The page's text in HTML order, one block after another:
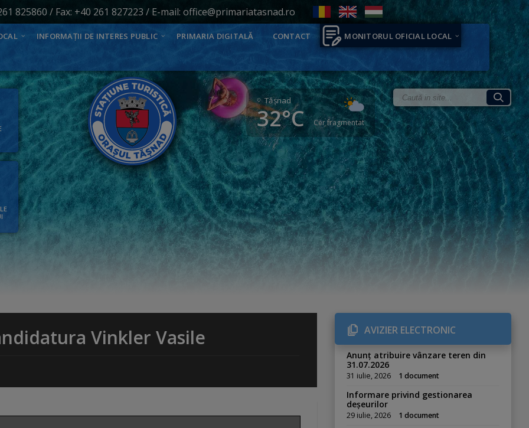
825860 / Fax: +40 261 827223 / E-mail: office@primariatasnad.ro
INFORMAȚII DE INTERES PUBLIC PRIMARIA DIGITALĂ CONTACT MONITORUL OFICIAL LOCAL
Tăşnad
32°C Cer fragmentat
Vinkler Vasile AVIZIER ELECTRONIC
Anunț atribuire vânzare teren din
31.07.2026
31 iulie, 2026 1 document
Informare privind gestionarea
deșeurilor
29 iulie, 2026 1 document